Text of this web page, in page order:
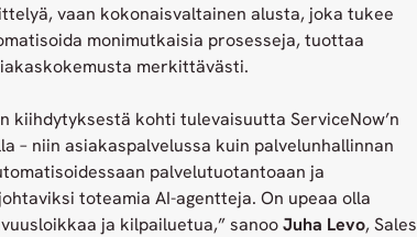
vaan kokonaisvaltainen alusta, joka tukee
monimutkaisia prosesseja, tuottaa
merkittävästi.
kiihdytyksestä kohti tulevaisuutta ServiceNow’n
– niin asiakaspalvelussa kuin palvelunhallinnan
palvelutuotantoaan ja
toteamia AI-agentteja. On upeaa olla
ja kilpailuetua,” sanooJuha Levo, Sales